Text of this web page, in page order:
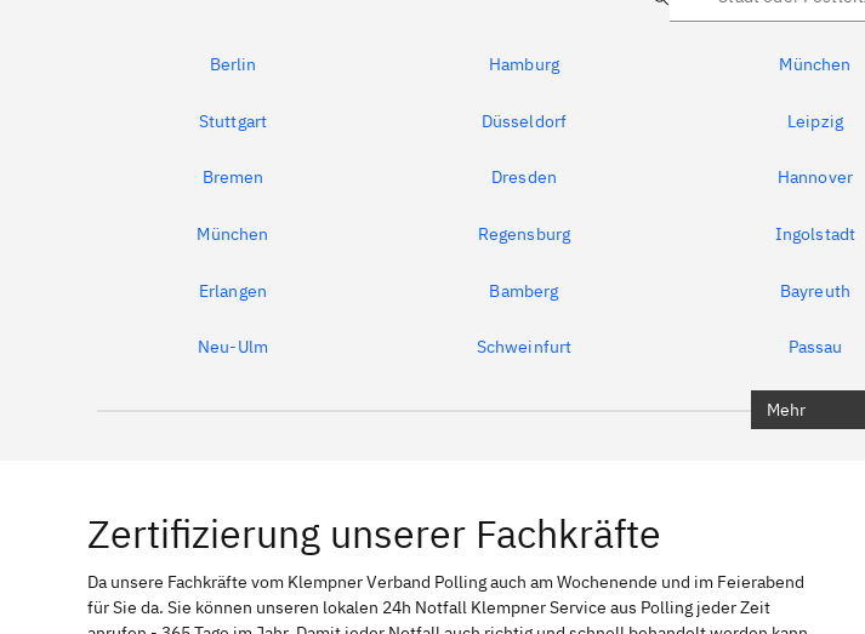
Suche
Berlin Hamburg München
Stuttgart Düsseldorf Leipzig
Bremen Dresden Hannover
München Regensburg Ingolstadt
Erlangen Bamberg Bayreuth
Neu-Ulm Schweinfurt Passau
Mehr
Zertifizierung unserer Fachkräfte
Da unsere Fachkräfte vom Klempner Verband Polling auch am Wochenende und im Feierabend
für Sie da. Sie können unseren lokalen 24h Notfall Klempner Service aus Polling jeder Zeit